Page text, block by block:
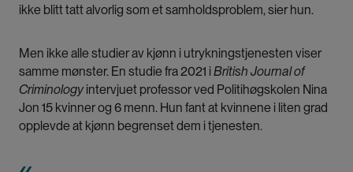
ikke blitt tatt alvorlig som et samholdsproblem, sier hun.
Men ikke alle studier av kjønn i utrykningstjenesten viser
samme mønster. En studie fra 2021 iBritish Journal of
Criminologyintervjuet professor ved Politihøgskolen Nina
Jon 15 kvinner og 6 menn. Hun fant at kvinnene i liten grad
opplevde at kjønn begrenset dem i tjenesten.